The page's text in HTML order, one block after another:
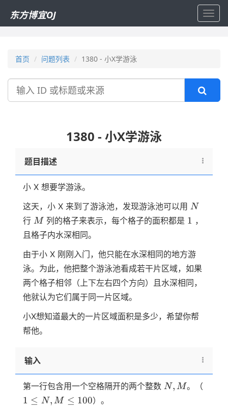
东方博宜OJ
首页 问题列表 1380 - 小X学游泳
搜
1380 - 小X学游泳
题目描述
小 X 想要学游泳。
这天，小 X 来到了游泳池，发现游泳池可以用 N
N
行 M
M 列的格子来表示，每个格子的面积都是 1
1 ，
且格子内水深相同。
由于小 X 刚刚入门，他只能在水深相同的地方游
泳。为此，他把整个游泳池看成若干片区域，如果
两个格子相邻（上下左右四个方向）且水深相同，
他就认为它们属于同一片区域。
小X想知道最大的一片区域面积是多少，希望你帮
帮他。
输入
第一行包含用一个空格隔开的两个整数 N,M
N, M。（
1 ≤ N, M ≤ 100）。